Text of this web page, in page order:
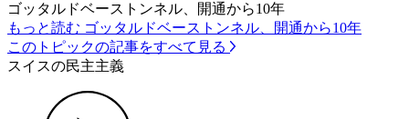
ゴッタルドベーストンネル、開通から10年
もっと読む ゴッタルドベーストンネル、開通から10年
このトピックの記事をすべて見る
スイスの民主主義